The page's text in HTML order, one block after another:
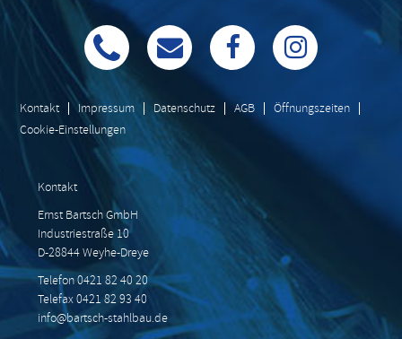
Kontakt Impressum Datenschutz AGB
Öffnungszeiten
Cookie-Einstellungen
Kontakt
Ernst Bartsch GmbH
Industriestraße 10
D-28844 Weyhe-Dreye
Telefon 0421 82 40 20
Telefax 0421 82 93 40
info@bartsch-stahlbau.de